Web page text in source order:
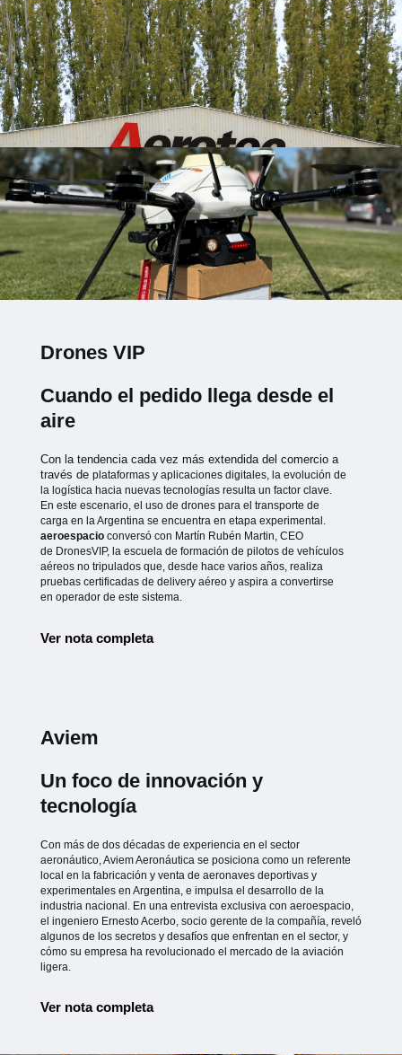
Drones VIP
Cuando el pedido llega desde el
aire
Con la tendencia cada vez más extendida del comercio a
través de plataformas y aplicaciones digitales, la evolución de
la logística hacia nuevas tecnologías resulta un factor clave.
En este escenario, el uso de drones para el transporte de
carga en la Argentina se encuentra en etapa experimental.
aeroespacioconversó con Martín Rubén Martin, CEO
de DronesVIP, la escuela de formación de pilotos de vehículos
aéreos no tripulados que, desde hace varios años, realiza
pruebas certificadas de delivery aéreo y aspira a convertirse
en operador de este sistema.
Ver nota completa
Aviem
Un foco de innovación y
tecnología
Con más de dos décadas de experiencia en el sector
aeronáutico, Aviem Aeronáutica se posiciona como un referente
local en la fabricación y venta de aeronaves deportivas y
experimentales en Argentina, e impulsa el desarrollo de la
industria nacional. En una entrevista exclusiva con aeroespacio,
el ingeniero Ernesto Acerbo, socio gerente de la compañía, reveló
algunos de los secretos y desafíos que enfrentan en el sector, y
cómo su empresa ha revolucionado el mercado de la aviación
ligera.
Ver nota completa